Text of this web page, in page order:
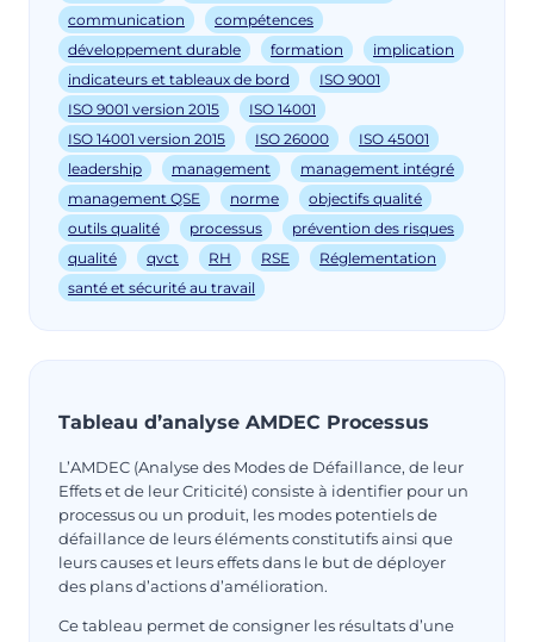
communication
compétences
développement durable
formation
implication
indicateurs et tableaux de bord
ISO 9001
ISO 9001 version 2015
ISO 14001
ISO 14001 version 2015
ISO 26000
ISO 45001
leadership
management
management intégré
management QSE
norme
objectifs qualité
outils qualité
processus
prévention des risques
qualité
qvct RH RSE
Réglementation
santé et sécurité au travail
Tableau d’analyse AMDEC Processus
L’AMDEC (Analyse des Modes de Défaillance, de leur
Effets et de leur Criticité) consiste à identifier pour un
processus ou un produit, les modes potentiels de
défaillance de leurs éléments constitutifs ainsi que
leurs causes et leurs effets dans le but de déployer
des plans d’actions d’amélioration.
Ce tableau permet de consigner les résultats d’une